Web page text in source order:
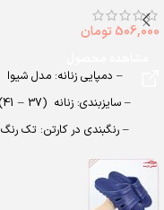
506,000 تومان
– دمپایی زنانه: مدل شیوا
– سایزبندی: زنانه (37 – 41)
– رنگبندی در کارتن: تک رنگ
– تعداد در کارتن: 10 جفت
– جنس زیره: PU گرم و سرد